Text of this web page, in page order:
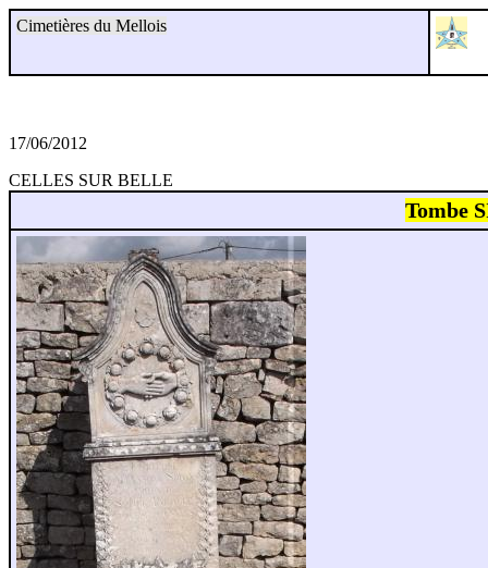
Cimetières du Mellois
17/06/2012
CELLES SUR BELLE
Tombe